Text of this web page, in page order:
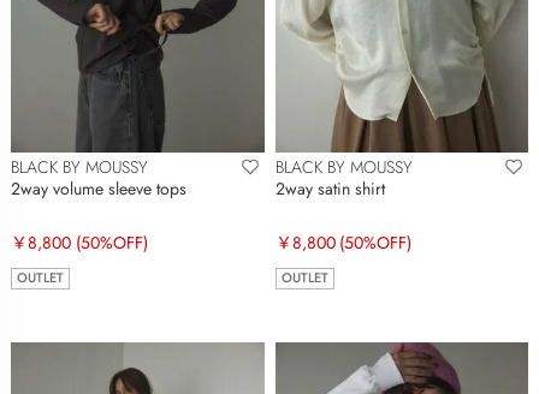
BLACK BY MOUSSY
2way volume sleeve tops
￥8,800 (50%OFF)
OUTLET
BLACK BY MOUSSY
2way satin shirt
￥8,800 (50%OFF)
OUTLET